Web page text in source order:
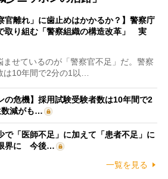
官離れ」に歯止めはかかるか？】警察庁
取り組む「警察組織の構造改革」 実
せているのが「警察官不足」だ。警察
10年間で2分の1以…
の危機】採用試験受験者数は10年間で2
減がも…
で「医師不足」に加えて「患者不足」に
限界に 今後…
一覧を見る